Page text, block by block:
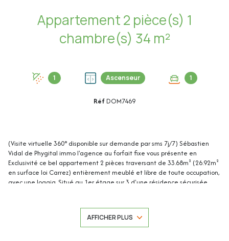
Appartement 2 pièce(s) 1
chambre(s) 34 m²
1 Ascenseur 1
RéfDOM7469
(Visite virtuelle 360° disponible sur demande par sms 7j/7) Sébastien
Vidal de Phygital immo l'agence au forfait fixe vous présente en
Exclusivité ce bel appartement 2 pièces traversant de 33.68m² (26.92m²
en surface loi Carrez) entièrement meublé et libre de toute occupation,
avec une loggia. Situé au 1er étage sur 3 d'une résidence sécurisée
Une place de parking privative extérieure complète ce bien.
AFFICHER PLUS